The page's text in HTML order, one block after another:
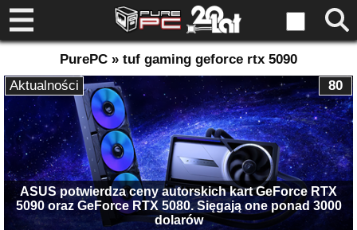
PurePC » tuf gaming geforce rtx 5090
ASUS potwierdza ceny autorskich kart GeForce RTX
5090 oraz GeForce RTX 5080. Sięgają one ponad 3000
dolarów
80
Aktualności